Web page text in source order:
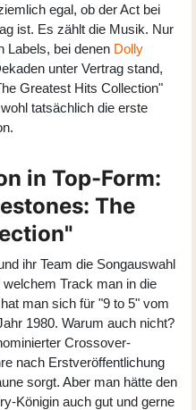
egal, ob der Act bei
ist. Es zählt die Musik. Nur
Labels, bei denen Dolly
unter Vertrag stand,
Greatest Hits Collection"
tatsächlich die erste
in Top-Form:
The
ihr Team die Songauswahl
Track man in die
man sich für "9 to 5" vom
1980. Warum auch nicht?
Crossover-
nach Erstveröffentlichung
sorgt. Aber man hätte den
Königin auch gut und gerne